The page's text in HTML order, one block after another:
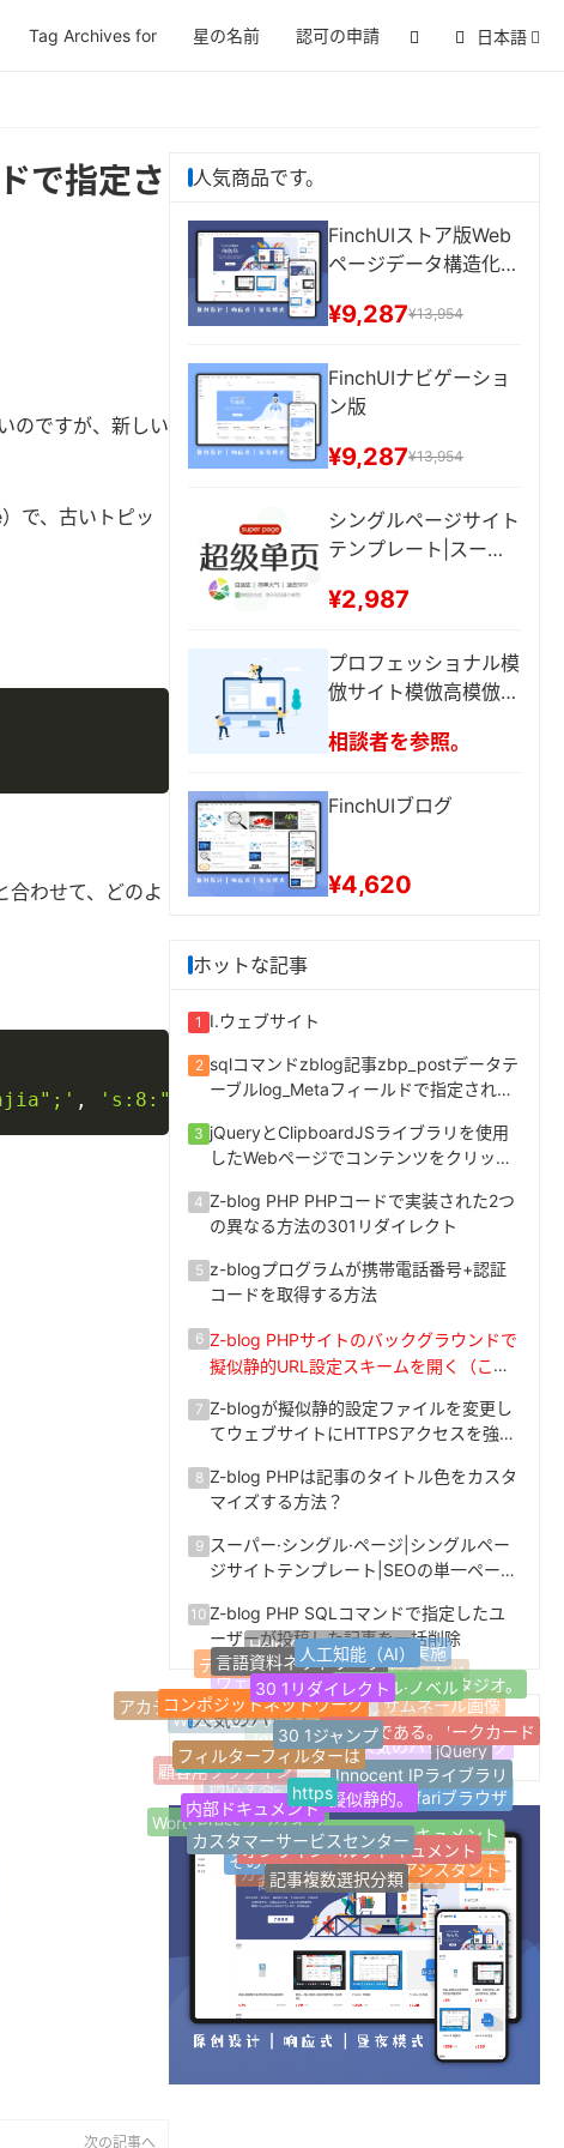
Tag Archives for 星の名前 認可の申請 日本語
で指定さ
のですが、新しい
で、古いトピッ
わせて、どのよ
, 's:8:"oldprice";');
次の記事へ
人気商品です。
FinchUIストア版Web
ページデータ構造化
¥9,287¥13,954
FinchUIナビゲーショ
ン版
¥9,287¥13,954
シングルページサイト
テンプレート|スーパ
ング1ページ
¥2,987
プロフェッショナル模
倣サイト模倣高模倣企
Webページ修正
相談者を参照。
FinchUIブログ
¥4,620
ホットな記事
1 I.ウェブサイト
2 sqlコマンドzblog記事zbp_postデータテ
ーブルlog_Metaフィールドで指定された
3 jQueryとClipboardJSライブラリを使用
したWebページでコンテンツをクリック
4 Z-blog PHP PHPコードで実装された2つ
の異なる方法の301リダイレクト
5 z-blogプログラムが携帯電話番号+認証
コードを取得する方法
6 Z-blog PHPサイトのバックグラウンドで
擬似静的URL設定スキームを開く（この
7 Z-blogが擬似静的設定ファイルを変更し
てウェブサイトにHTTPSアクセスを強制
8 Z-blog PHPは記事のタイトル色をカスタ
マイズする方法？
9 スーパー·シングル·ページ|シングルペー
ジサイトテンプレート|SEOの単一ページ
事を一括設定する方法？
10 Z-blog PHP SQLコマンドで指定したユ
ーザーが投稿した記事を一括削除
人気のハッシュタグ
Z-blogPHP
FinchUI
ウェブサイトナビゲーション
1ページのウェブサイト
Z-Blogプラグイン
マイクロパブリック番号
開発サービスの開発
カスタムサービス
応答性が高い。
適応する。
Jquery
ブログサイト最新のラベル
人気のハッシュタグ
ランダムラベル
Tag Archives for
AIライティングアシスタント
記事複数選択分類
その他の分類
Word Pressプラグイン
顧客用プラグイン
WEB引越しサイト
ウェブサイト情報
favicon
ウェブサイトタグ
サムネール画像
jQuery
Safariブラウザ
オープン·ドキュメント
オンラインヘルプドキュメント
カスタマーサービスセンター
内部ドキュメント
製品の説明書
アカデミック·ディスカッション
デザイン情報の提供
Help Centerについて
技術研修の実施
ネットワークスタジオ。
個人ネットワークカード
Innocent IPライブラリ
擬似静的。
https
フィルターフィルターは
コンポジットネットワーク
言語資料ネットワーク
人工知能（AI）
シングル·ノベル
良い本である。
30 1ジャンプ
30 1リダイレクト